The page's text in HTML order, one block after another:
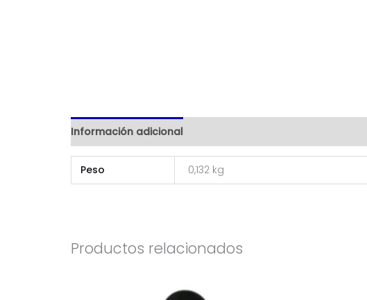
Información adicional
Peso 0,132 kg
Productos relacionados